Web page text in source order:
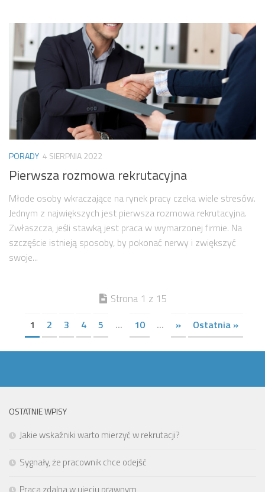
PORADY 4 SIERPNIA 2022
Pierwsza rozmowa rekrutacyjna
Młode osoby wkraczające na rynek pracy czeka wiele stresów.
Jednym z największych jest pierwsza rozmowa rekrutacyjna.
Zwłaszcza, jeśli stawką jest praca w wymarzonej firmie. Na
szczęście istnieją sposoby, by pokonać nerwy i zwiększyć
swoje...
Strona 1 z 15
1 2 3 4 5 ... 10 ... » Ostatnia »
OSTATNIE WPISY
Jakie wskaźniki warto mierzyć w rekrutacji?
Sygnały, że pracownik chce odejść